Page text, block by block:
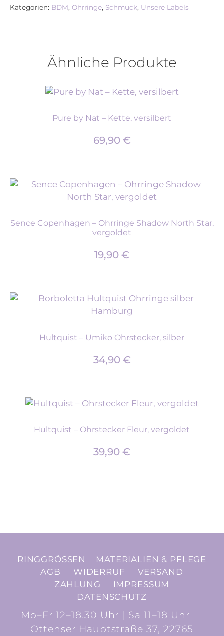
Kategorien: BDM, Ohrringe, Schmuck, Unsere Labels
Ähnliche Produkte
Pure by Nat – Kette, versilbert
69,90 €
Sence Copenhagen – Ohrringe Shadow North Star,
vergoldet
19,90 €
Hultquist – Umiko Ohrstecker, silber
34,90 €
Hultquist – Ohrstecker Fleur, vergoldet
39,90 €
RINGGRÖSSEN
MATERIALIEN & PFLEGE
AGB
WIDERRUF
VERSAND
ZAHLUNG
IMPRESSUM
DATENSCHUTZ
Mo–Fr 12–18.30 Uhr | Sa 11–18 Uhr
Ottenser Hauptstraße 37, 22765